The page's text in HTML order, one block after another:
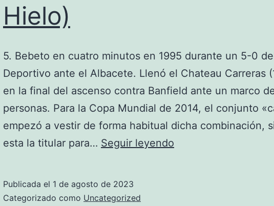
Hielo)
5. Bebeto en cuatro minutos en 1995 durante un 5-0
Deportivo ante el Albacete. Llenó el Chateau Carreras
en la final del ascenso contra Banfield ante un marco
personas. Para la Copa Mundial de 2014, el conjunto
empezó a vestir de forma habitual dicha combinación,
esta la titular para… Seguir leyendo
Publicada el 1 de agosto de 2023
Categorizado como Uncategorized